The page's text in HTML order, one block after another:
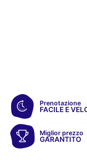
Prenotazione
FACILE E
Miglior prezzo
GARANTITO